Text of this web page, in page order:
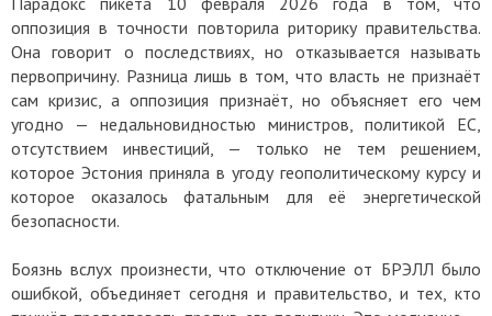
оппозиция в точности повторила риторику правительства.
Она говорит о последствиях, но отказывается называть
первопричину. Разница лишь в том, что власть не признаёт
сам кризис, а оппозиция признаёт, но объясняет его чем
угодно — недальновидностью министров, политикой ЕС,
отсутствием инвестиций, — только не тем решением,
которое Эстония приняла в угоду геополитическому курсу и
которое оказалось фатальным для её энергетической
безопасности.
Боязнь вслух произнести, что отключение от БРЭЛЛ было
ошибкой, объединяет сегодня и правительство, и тех, кто